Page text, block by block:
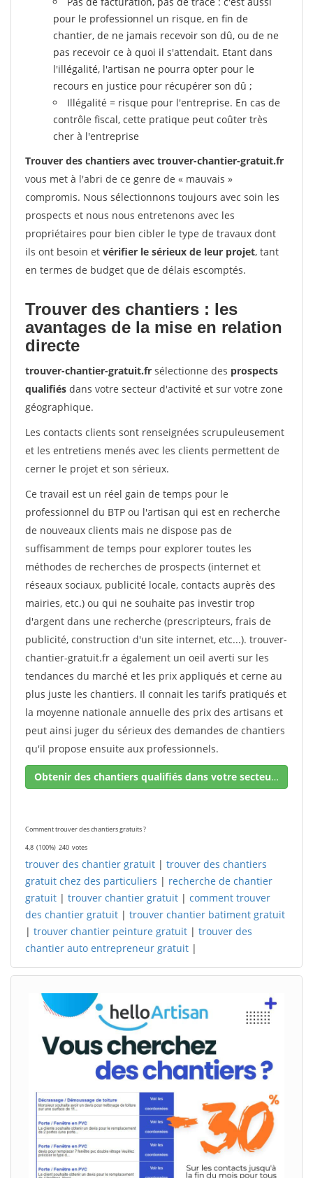
pour le professionnel un risque, en fin de
chantier, de ne jamais recevoir son dû, ou de ne
pas recevoir ce à quoi il s'attendait. Etant dans
l'illégalité, l'artisan ne pourra opter pour le
recours en justice pour récupérer son dû ;
Illégalité = risque pour l'entreprise. En cas de
contrôle fiscal, cette pratique peut coûter très
cher à l'entreprise
Trouver des chantiers avec trouver-chantier-gratuit.fr
vous met à l'abri de ce genre de « mauvais »
compromis. Nous sélectionnons toujours avec soin les
prospects et nous nous entretenons avec les
propriétaires pour bien cibler le type de travaux dont
ils ont besoin et vérifier le sérieux de leur projet, tant
en termes de budget que de délais escomptés.
Trouver des chantiers : les
avantages de la mise en relation
directe
trouver-chantier-gratuit.fr sélectionne des prospects
qualifiés dans votre secteur d'activité et sur votre zone
géographique.
Les contacts clients sont renseignées scrupuleusement
et les entretiens menés avec les clients permettent de
cerner le projet et son sérieux.
Ce travail est un réel gain de temps pour le
professionnel du BTP ou l'artisan qui est en recherche
de nouveaux clients mais ne dispose pas de
suffisamment de temps pour explorer toutes les
méthodes de recherches de prospects (internet et
réseaux sociaux, publicité locale, contacts auprès des
mairies, etc.) ou qui ne souhaite pas investir trop
d'argent dans une recherche (prescripteurs, frais de
publicité, construction d'un site internet, etc...). trouver-
chantier-gratuit.fr a également un oeil averti sur les
tendances du marché et les prix appliqués et cerne au
plus juste les chantiers. Il connait les tarifs pratiqués et
la moyenne nationale annuelle des prix des artisans et
peut ainsi juger du sérieux des demandes de chantiers
qu'il propose ensuite aux professionnels.
Obtenir des chantiers qualifiés dans votre secteur !
Comment trouver des chantiers gratuits ?
4,8 (100%) 240 votes
trouver des chantier gratuit | trouver des chantiers
gratuit chez des particuliers | recherche de chantier
gratuit | trouver chantier gratuit | comment trouver
des chantier gratuit | trouver chantier batiment gratuit
| trouver chantier peinture gratuit | trouver des
chantier auto entrepreneur gratuit |